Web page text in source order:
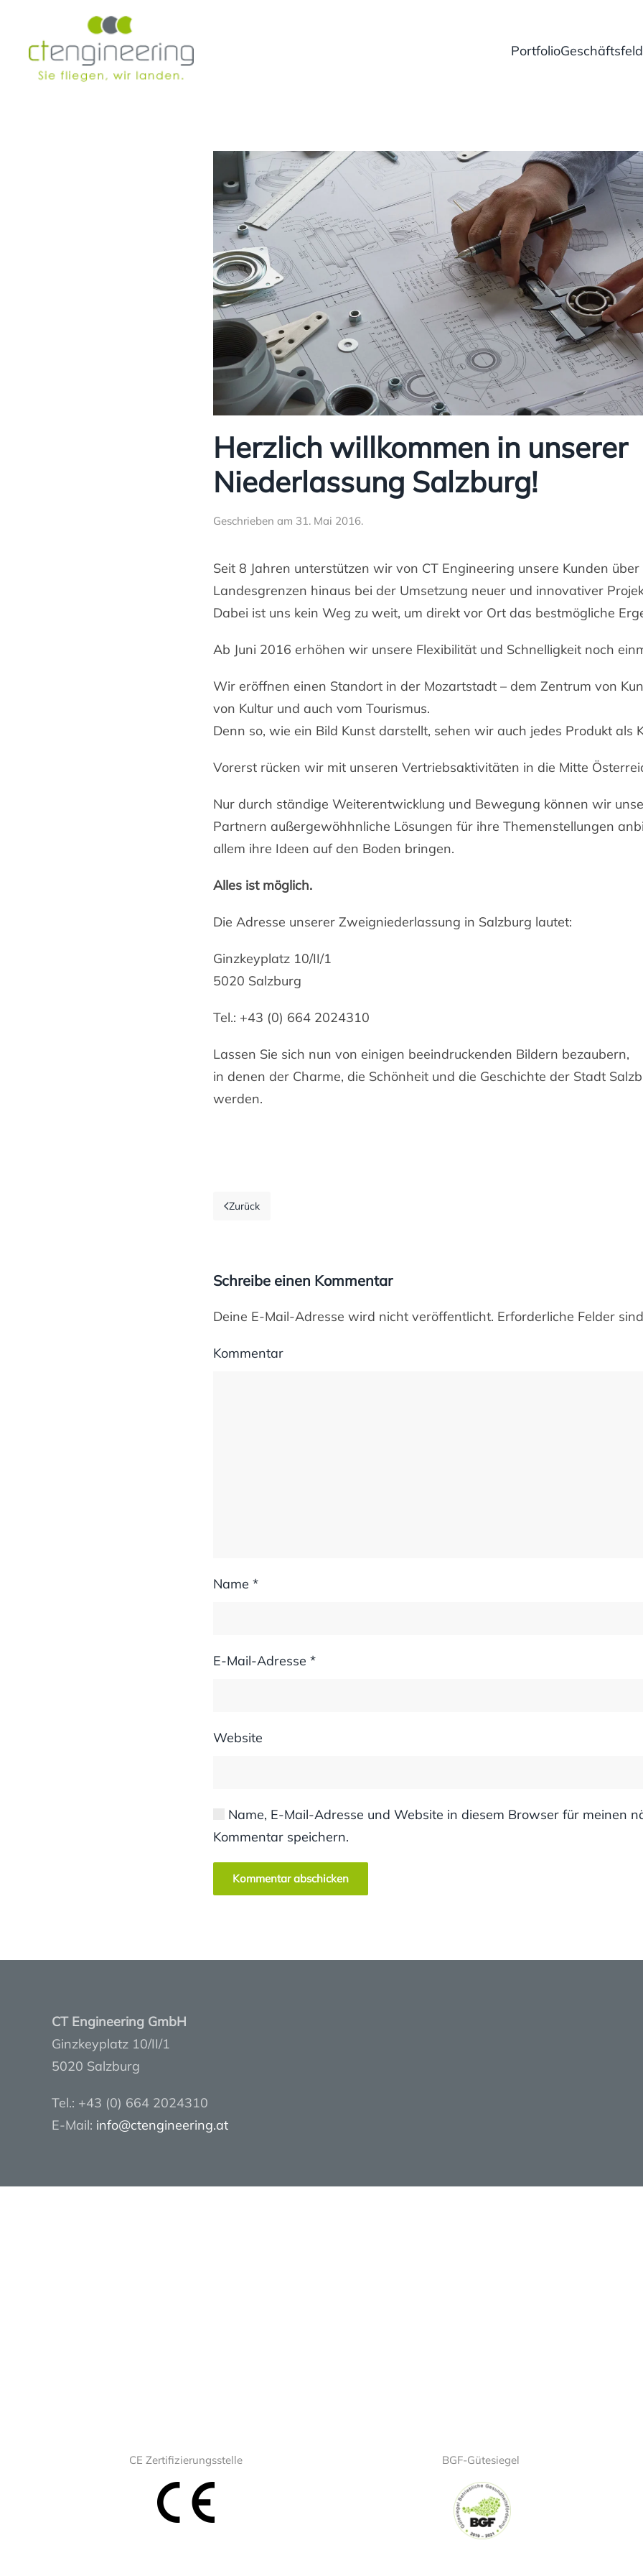
Skip to main content Portfolio
Herzlich willkommen in unserer
Niederlassung Salzburg!
Geschrieben am 31. Mai 2016.
Seit 8 Jahren unterstützen wir von CT Engineering unsere Kunden über
Landesgrenzen hinaus bei der Umsetzung neuer und innovativer
Dabei ist uns kein Weg zu weit, um direkt vor Ort das bestmögliche
Ab Juni 2016 erhöhen wir unsere Flexibilität und Schnelligkeit noch
Wir eröffnen einen Standort in der Mozartstadt – dem Zentrum von
von Kultur und auch vom Tourismus.
Denn so, wie ein Bild Kunst darstellt, sehen wir auch jedes Produkt als
Vorerst rücken wir mit unseren Vertriebsaktivitäten in die Mitte
Nur durch ständige Weiterentwicklung und Bewegung können wir
Partnern außergewöhhnliche Lösungen für ihre Themenstellungen
allem ihre Ideen auf den Boden bringen.
Alles ist möglich.
Die Adresse unserer Zweigniederlassung in Salzburg lautet:
Ginzkeyplatz 10/II/1
5020 Salzburg
Tel.: +43 (0) 664 2024310
Lassen Sie sich nun von einigen beeindruckenden Bildern bezaubern,
in denen der Charme, die Schönheit und die Geschichte der Stadt
werden.
Zurück
Schreibe einen Kommentar
Deine E-Mail-Adresse wird nicht veröffentlicht. Erforderliche Felder
Kommentar
Name *
E-Mail-Adresse *
Website
Name, E-Mail-Adresse und Website in diesem Browser für meinen
Kommentar speichern.
Kommentar abschicken
CT Engineering GmbH
Ginzkeyplatz 10/II/1
5020 Salzburg
Tel.: +43 (0) 664 2024310
E-Mail: info@ctengineering.at
CE Zertifizierungsstelle BGF-Gütesiegel